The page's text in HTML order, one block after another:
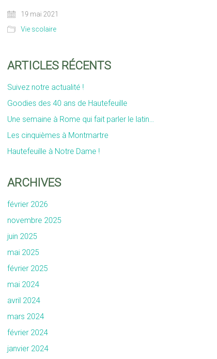
19 mai 2021
Vie scolaire
ARTICLES RÉCENTS
Suivez notre actualité !
Goodies des 40 ans de Hautefeuille
Une semaine à Rome qui fait parler le latin…
Les cinquièmes à Montmartre
Hautefeuille à Notre Dame !
ARCHIVES
février 2026
novembre 2025
juin 2025
mai 2025
février 2025
mai 2024
avril 2024
mars 2024
février 2024
janvier 2024